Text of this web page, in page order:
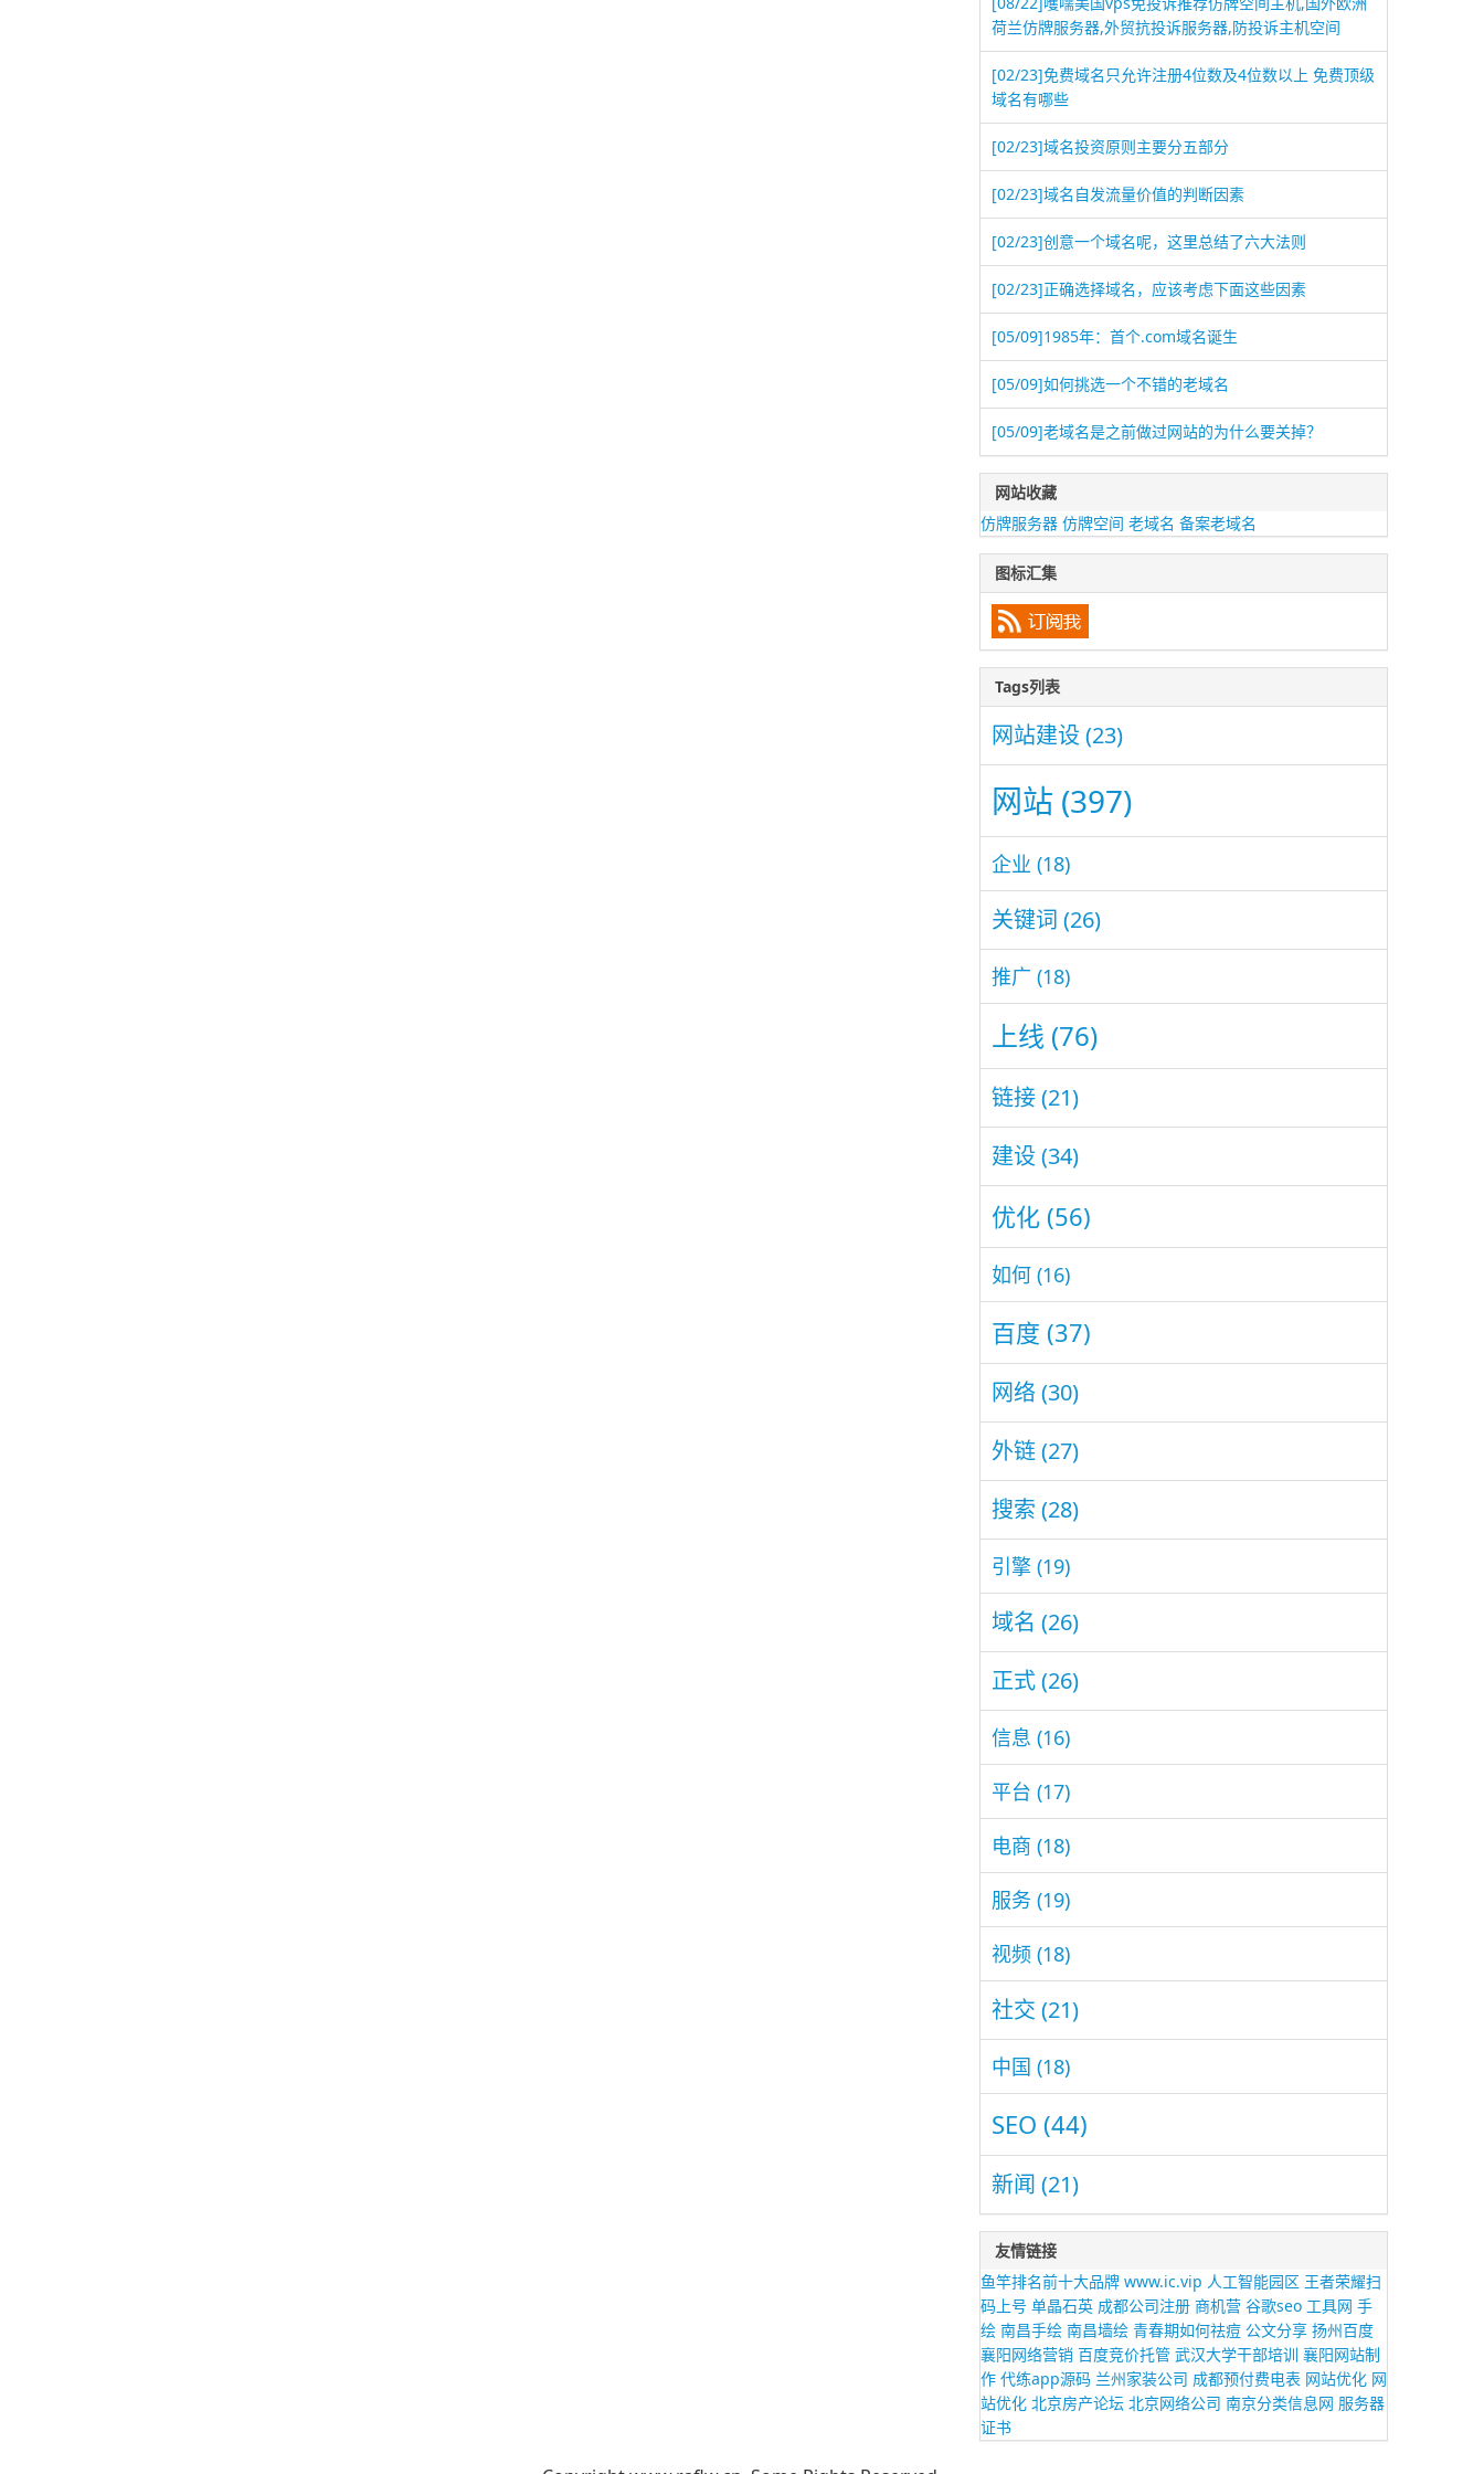
荷兰仿牌服务器,外贸抗投诉服务器,防投诉主机空间
[02/23]免费域名只允许注册4位数及4位数以上 免费顶级
域名有哪些
[02/23]域名投资原则主要分五部分
[02/23]域名自发流量价值的判断因素
[02/23]创意一个域名呢，这里总结了六大法则
[02/23]正确选择域名，应该考虑下面这些因素
[05/09]1985年：首个.com域名诞生
[05/09]如何挑选一个不错的老域名
[05/09]老域名是之前做过网站的为什么要关掉？
网站收藏
仿牌服务器 仿牌空间 老域名 备案老域名
图标汇集
Tags列表
网站建设 (23)
网站 (397)
企业 (18)
关键词 (26)
推广 (18)
上线 (76)
链接(21)
建设 (34)
优化 (56)
如何 (16)
百度 (37)
网络(30)
外链(27)
搜索 (28)
引擎 (19)
域名 (26)
正式(26)
信息 (16)
平台 (17)
电商 (18)
服务 (19)
视频 (18)
社交 (21)
中国 (18)
SEO (44)
新闻 (21)
友情链接
鱼竿排名前十大品牌 www.ic.vip 人工智能园区 王者荣耀扫
码上号 单晶石英 成都公司注册 商机营 谷歌seo 工具网 手
绘 南昌手绘 南昌墙绘 青春期如何祛痘 公文分享 扬州百度
襄阳网络营销 百度竞价托管 武汉大学干部培训 襄阳网站制
作 代练app源码 兰州家装公司 成都预付费电表 网站优化 网
站优化 北京房产论坛 北京网络公司 南京分类信息网 服务器
证书